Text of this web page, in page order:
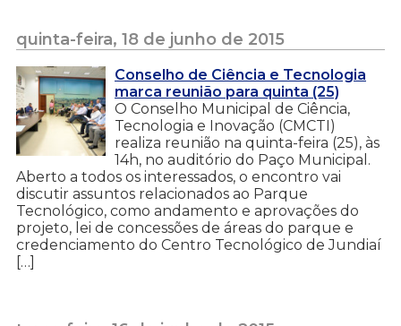
quinta-feira, 18 de junho de 2015
Conselho de Ciência e Tecnologia
marca reunião para quinta (25)
O Conselho Municipal de Ciência,
Tecnologia e Inovação (CMCTI)
realiza reunião na quinta-feira (25), às
14h, no auditório do Paço Municipal.
Aberto a todos os interessados, o encontro vai
discutir assuntos relacionados ao Parque
Tecnológico, como andamento e aprovações do
projeto, lei de concessões de áreas do parque e
credenciamento do Centro Tecnológico de Jundiaí
[…]